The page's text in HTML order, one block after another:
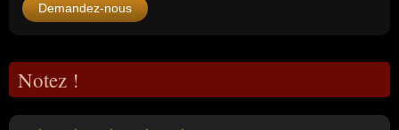
Demandez-nous
Notez !